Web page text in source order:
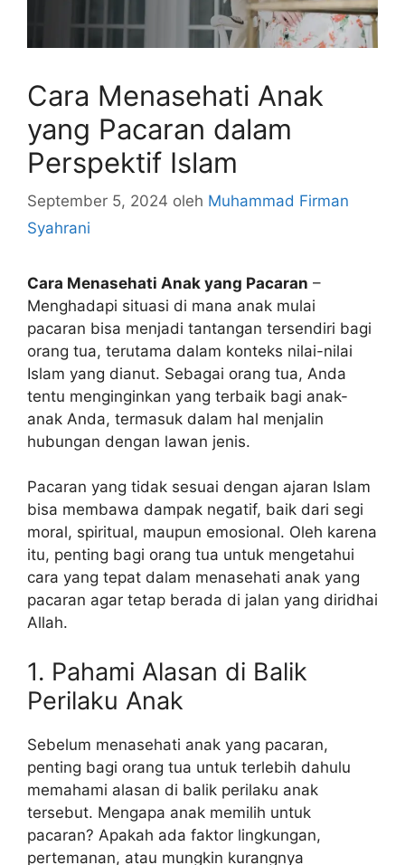
Cara Menasehati Anak
yang Pacaran dalam
Perspektif Islam
September 5, 2024 oleh Muhammad Firman
Syahrani
Cara Menasehati Anak yang Pacaran –
Menghadapi situasi di mana anak mulai
pacaran bisa menjadi tantangan tersendiri bagi
orang tua, terutama dalam konteks nilai-nilai
Islam yang dianut. Sebagai orang tua, Anda
tentu menginginkan yang terbaik bagi anak-
anak Anda, termasuk dalam hal menjalin
hubungan dengan lawan jenis.
Pacaran yang tidak sesuai dengan ajaran Islam
bisa membawa dampak negatif, baik dari segi
moral, spiritual, maupun emosional. Oleh karena
itu, penting bagi orang tua untuk mengetahui
cara yang tepat dalam menasehati anak yang
pacaran agar tetap berada di jalan yang diridhai
Allah.
1. Pahami Alasan di Balik
Perilaku Anak
Sebelum menasehati anak yang pacaran,
penting bagi orang tua untuk terlebih dahulu
memahami alasan di balik perilaku anak
tersebut. Mengapa anak memilih untuk
pacaran? Apakah ada faktor lingkungan,
pertemanan, atau mungkin kurangnya